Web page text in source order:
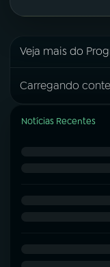
Veja mais do
Carregando
Notícias Recentes